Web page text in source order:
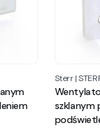
Sterr|
szklanym